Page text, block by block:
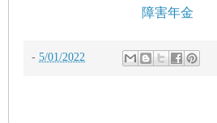
障害年金
- 5/01/2022